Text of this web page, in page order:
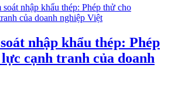
nhập khẩu thép: Phép
cạnh tranh của doanh